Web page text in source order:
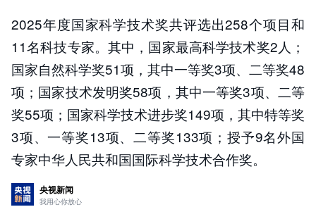
2025年度国家科学技术奖共评选出258个项目和
11名科技专家。其中，国家最高科学技术奖2人；
国家自然科学奖51项，其中一等奖3项、二等奖48
项；国家技术发明奖58项，其中一等奖3项、二等
奖55项；国家科学技术进步奖149项，其中特等奖
3项、一等奖13项、二等奖133项；授予9名外国
专家中华人民共和国国际科学技术合作奖。
央视新闻
我用心你放心